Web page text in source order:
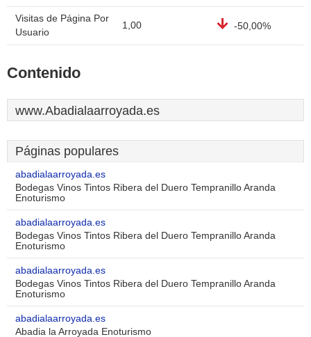
Visitas de Página Por
Usuario
1,00 -50,00%
Contenido
www.Abadialaarroyada.es
Páginas populares
abadialaarroyada.es
Bodegas Vinos Tintos Ribera del Duero Tempranillo Aranda
Enoturismo
abadialaarroyada.es
Bodegas Vinos Tintos Ribera del Duero Tempranillo Aranda
Enoturismo
abadialaarroyada.es
Bodegas Vinos Tintos Ribera del Duero Tempranillo Aranda
Enoturismo
abadialaarroyada.es
Abadia la Arroyada Enoturismo